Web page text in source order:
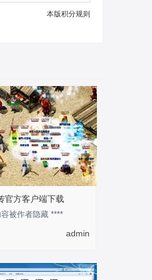
本版积分规则
官方客户端下载
被作者隐藏 ****
admin